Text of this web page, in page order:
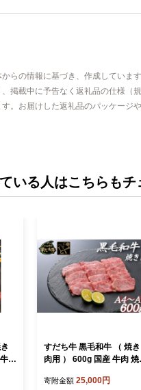
らの情報に基づき、作成しています
掲載中に予告なく返礼品の仕様（
。お届けした返礼品のパッケージ
いる人はこちらもチ
すだち牛 黒毛和牛 （ 焼き
肉用 ） 600g 国産 牛肉 焼
ランド 和牛 霜降り カット
寄附金額 25,000円